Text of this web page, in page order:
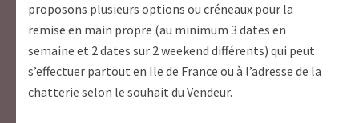
proposons plusieurs options ou créneaux pour la
remise en main propre (au minimum 3 dates en
semaine et 2 dates sur 2 weekend différents) qui peut
s’effectuer partout en Ile de France ou à l’adresse de la
chatterie selon le souhait du Vendeur.